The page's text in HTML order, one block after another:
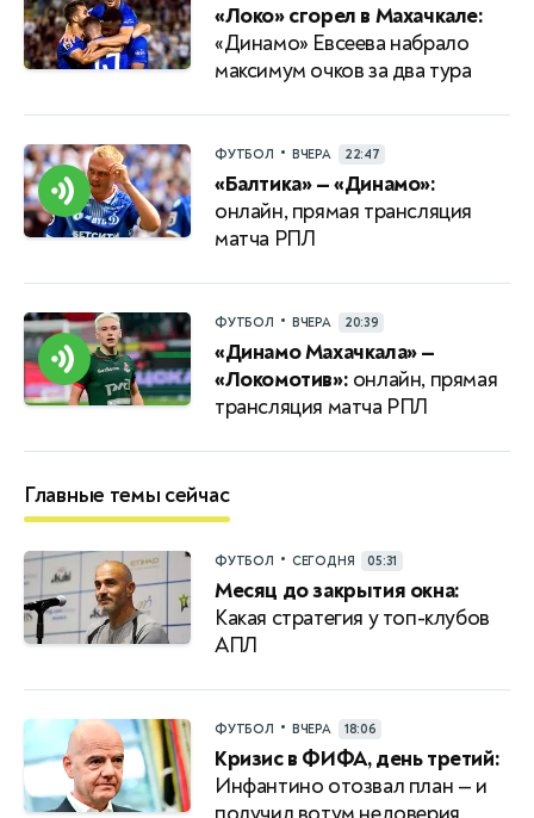
«Локо» сгорел в Махачкале:
«Динамо» Евсеева набрало
максимум очков за два тура
ФУТБОЛ • ВЧЕРА 22:47
«Балтика» — «Динамо»:
онлайн, прямая трансляция
матча РПЛ
ФУТБОЛ • ВЧЕРА 20:39
«Динамо Махачкала» —
«Локомотив»: онлайн, прямая
трансляция матча РПЛ
Главные темы сейчас
ФУТБОЛ • СЕГОДНЯ 05:31
Месяц до закрытия окна:
Какая стратегия у топ-клубов
АПЛ
ФУТБОЛ • ВЧЕРА 18:06
Кризис в ФИФА, день третий:
Инфантино отозвал план — и